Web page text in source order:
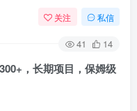
关注 私信
41 14
，长期项目，保姆级